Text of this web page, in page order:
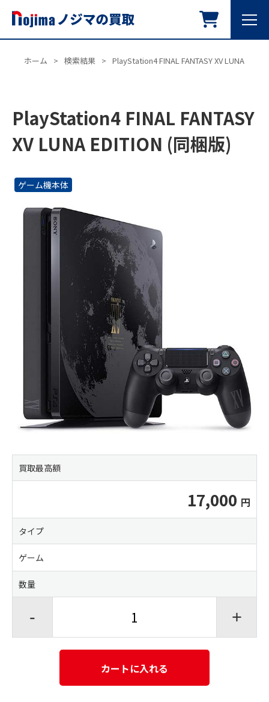
ホーム > 検索結果 > PlayStation4 FINAL FANTASY XV LUNA
PlayStation4 FINAL FANTASY
XV LUNA EDITION (同梱版)
ゲーム機本体
買取最高額
17,000
タイプ
ゲーム
数量
- +
カートに入れる